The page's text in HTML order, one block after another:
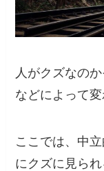
人がクズなの
などによって変
ここでは、中
にクズに見られ